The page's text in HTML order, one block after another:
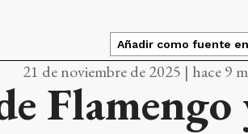
Añadir como fuente en
21 de noviembre de 2025 | hace 9
Flamengo